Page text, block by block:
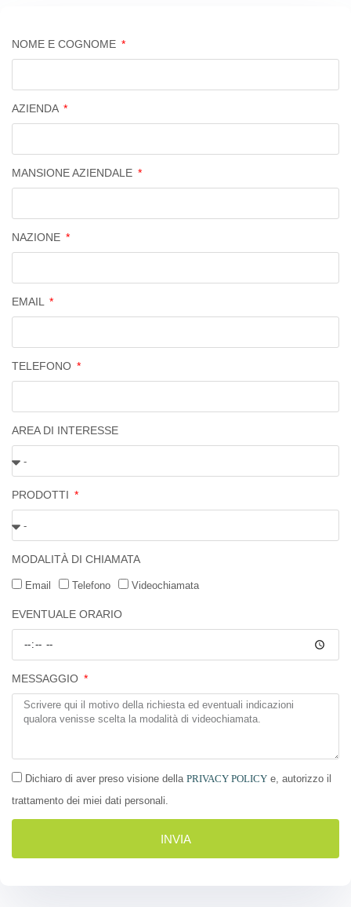
NOME E COGNOME
AZIENDA
MANSIONE AZIENDALE
NAZIONE
EMAIL
TELEFONO
AREA DI INTERESSE
PRODOTTI
MODALITÀ DI CHIAMATA
Email Telefono Videochiamata
EVENTUALE ORARIO
MESSAGGIO
Dichiaro di aver preso visione della PRIVACY POLICY e, autorizzo il
trattamento dei miei dati personali.
INVIA